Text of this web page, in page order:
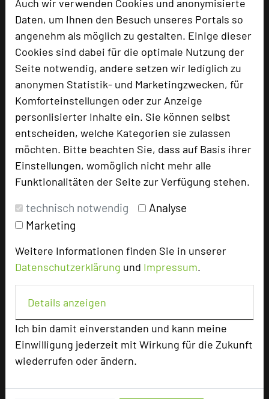
Auch wir verwenden Cookies und anonymisierte
Daten, um Ihnen den Besuch unseres Portals so
angenehm als möglich zu gestalten. Einige dieser
Cookies sind dabei für die optimale Nutzung der
Seite notwendig, andere setzen wir lediglich zu
anonymen Statistik- und Marketingzwecken, für
Komforteinstellungen oder zur Anzeige
personlisierter Inhalte ein. Sie können selbst
entscheiden, welche Kategorien sie zulassen
möchten. Bitte beachten Sie, dass auf Basis ihrer
Einstellungen, womöglich nicht mehr alle
Funktionalitäten der Seite zur Verfügung stehen.
technisch notwendig
Analyse
Marketing
Weitere Informationen finden Sie in unserer
Datenschutzerklärung und Impressum.
Details anzeigen
Ich bin damit einverstanden und kann meine
Einwilligung jederzeit mit Wirkung für die Zukunft
wiederrufen oder ändern.
URL:www.baerenmuehle.de
URL:https://www.baerenmuehle.de/tagung/
Zufahrt über Lengeltalstraße
35110 Ellershausen
phone +49 6455 75904-0
mail Email
language Homepage
zur Tagungsanfrage hinzufügen